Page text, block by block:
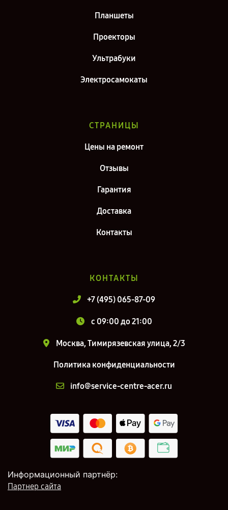
Планшеты
Проекторы
Ультрабуки
Электросамокаты
СТРАНИЦЫ
Цены на ремонт
Отзывы
Гарантия
Доставка
Контакты
КОНТАКТЫ
+7 (495) 065-87-09
c 09:00 до 21:00
Москва, Тимирязевская улица, 2/3
Политика конфиденциальности
info@service-centre-acer.ru
Информационный партнёр:
Партнер сайта